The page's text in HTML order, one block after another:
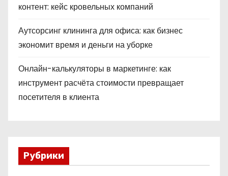
контент: кейс кровельных компаний
Аутсорсинг клининга для офиса: как бизнес
экономит время и деньги на уборке
Онлайн-калькуляторы в маркетинге: как
инструмент расчёта стоимости превращает
посетителя в клиента
Рубрики